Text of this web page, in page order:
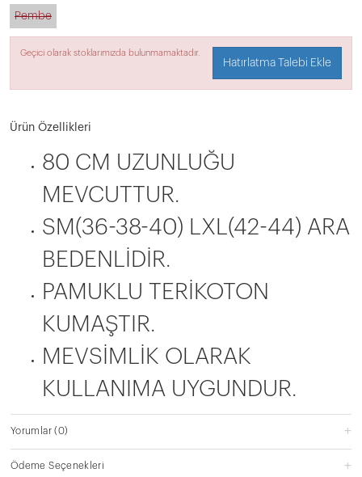
Pembe
Geçici olarak stoklarımızda bulunmamaktadır.
Hatırlatma Talebi Ekle
Ürün Özellikleri
80 CM UZUNLUĞU
MEVCUTTUR.
SM(36-38-40) LXL(42-44) ARA
BEDENLİDİR.
PAMUKLU TERİKOTON
KUMAŞTIR.
MEVSİMLİK OLARAK
KULLANIMA UYGUNDUR.
Yorumlar(0)
Ödeme Seçenekleri